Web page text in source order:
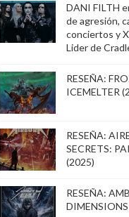
DANI FILTH
de agresión,
conciertos y
Lider de
RESEÑA:
ICEMELTER
RESEÑA:
SECRETS:
(2025)
RESEÑA: